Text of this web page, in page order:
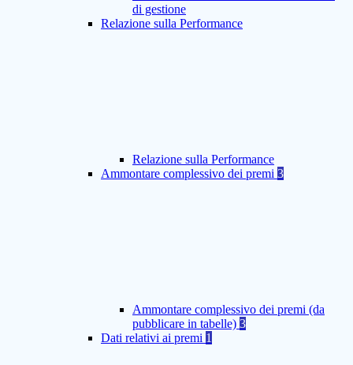
di gestione
Relazione sulla Performance
Relazione sulla Performance
Ammontare complessivo dei premi 3
Ammontare complessivo dei premi (da
pubblicare in tabelle) 3
Dati relativi ai premi 1